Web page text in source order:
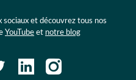
sociaux et découvrez tous nos
YouTube et notre blog